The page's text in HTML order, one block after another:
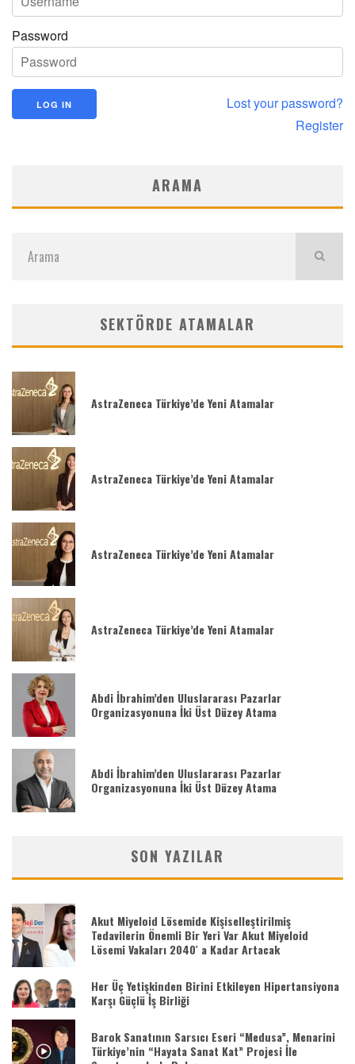
Password
Lost your password?
Register
ARAMA
SEKTÖRDE ATAMALAR
AstraZeneca Türkiye’de Yeni Atamalar
AstraZeneca Türkiye’de Yeni Atamalar
AstraZeneca Türkiye’de Yeni Atamalar
AstraZeneca Türkiye’de Yeni Atamalar
Abdi İbrahim’den Uluslararası Pazarlar
Organizasyonuna İki Üst Düzey Atama
Abdi İbrahim’den Uluslararası Pazarlar
Organizasyonuna İki Üst Düzey Atama
SON YAZILAR
Akut Miyeloid Lösemide Kişiselleştirilmiş
Tedavilerin Önemli Bir Yeri Var Akut Miyeloid
Lösemi Vakaları 2040′ a Kadar Artacak
Her Üç Yetişkinden Birini Etkileyen Hipertansiyona
Karşı Güçlü İş Birliği
Barok Sanatının Sarsıcı Eseri “Medusa”, Menarini
Türkiye’nin “Hayata Sanat Kat” Projesi İle